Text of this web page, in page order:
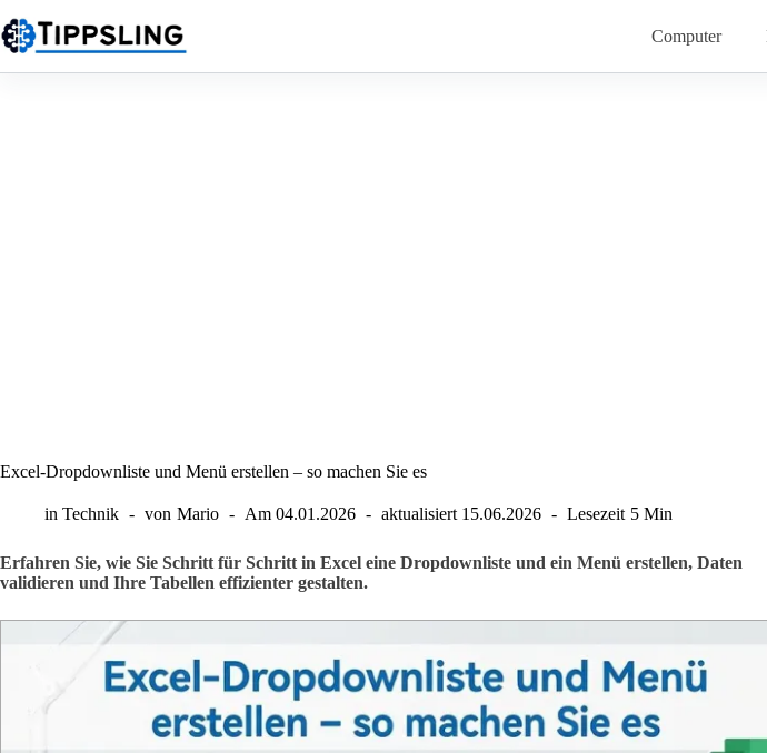
Inhalt
springen
Computer
Excel-Dropdownliste und Menü erstellen – so machen Sie es
in Technik von Mario Am 04.01.2026 aktualisiert 15.06.2026 Lesezeit 5 Min
Erfahren Sie, wie Sie Schritt für Schritt in Excel eine Dropdownliste und ein Menü erstellen, Daten
validieren und Ihre Tabellen effizienter gestalten.